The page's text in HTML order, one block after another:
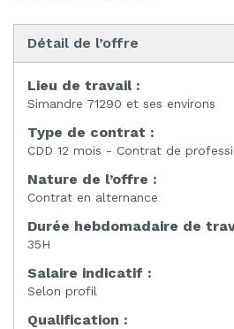
Détail de l’offre
Lieu de travail :
Simandre 71290 et ses environs
Type de contrat :
CDD 12 mois - Contrat de
Nature de l’offre :
Contrat en alternance
Durée hebdomadaire de
35H
Salaire indicatif :
Selon profil
Qualification :